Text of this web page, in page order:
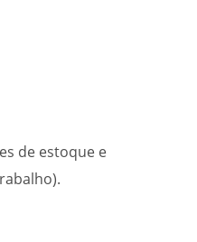
de estoque e